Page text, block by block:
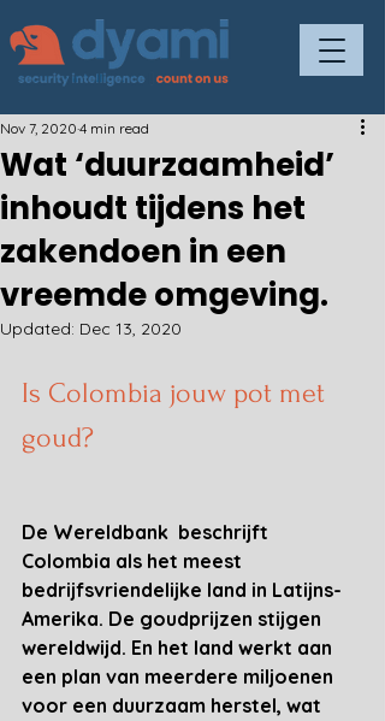
Wat ‘duurzaamheid’
inhoudt tijdens het
zakendoen in een
vreemde omgeving.
Nov 7, 2020 4 min read
Updated: Dec 13, 2020
Is Colombia jouw pot met
goud?
De Wereldbank  beschrijft
Colombia als het meest
bedrijfsvriendelijke land in Latijns-
Amerika. De goudprijzen stijgen
wereldwijd. En het land werkt aan
een plan van meerdere miljoenen
voor een duurzaam herstel, wat